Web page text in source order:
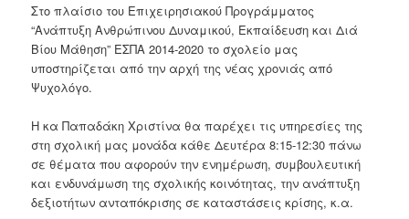
Στο πλαίσιο του Επιχειρησιακού Προγράμματος
“Ανάπτυξη Ανθρώπινου Δυναμικού, Εκπαίδευση και Διά
Βίου Μάθηση” ΕΣΠΑ 2014-2020 το σχολείο μας
υποστηρίζεται από την αρχή της νέας χρονιάς από
Ψυχολόγο.
Η κα Παπαδάκη Χριστίνα θα παρέχει τις υπηρεσίες της
στη σχολική μας μονάδα κάθε Δευτέρα 8:15-12:30 πάνω
σε θέματα που αφορούν την ενημέρωση, συμβουλευτική
και ενδυνάμωση της σχολικής κοινότητας, την ανάπτυξη
δεξιοτήτων ανταπόκρισης σε καταστάσεις κρίσης, κ.α.